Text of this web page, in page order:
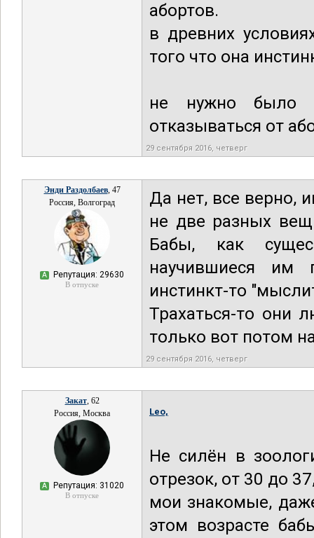
абортов.
в древних
того что она
не нужно было
отказываться от
29 сентября 2016, четверг
Энди Раздолбаев, 47
Россия, Волгоград
А Репутация: 29630
В отпуске
Да нет, все верно,
не две разных
Бабы, как
научившиеся им
инстинкт-то
Трахаться-то они
только вот потом
29 сентября 2016, четверг
Закат, 62
Россия, Москва
А Репутация: 31020
В отпуске
Leo,
Не силён в
отрезок, от 30 до
мои знакомые,
этом возрасте